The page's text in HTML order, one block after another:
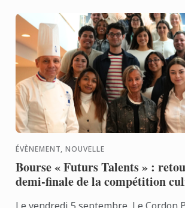
ÉVÈNEMENT, NOUVELLE
Bourse « Futurs Talents » :
demi-finale de la compétition